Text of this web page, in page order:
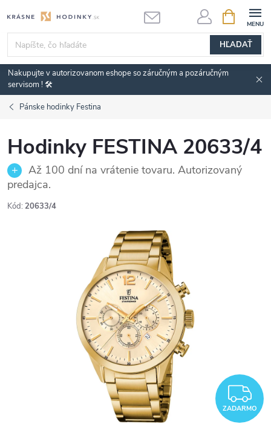
na
obsah
HĽADAŤ
KOŠÍK
Nakupujte v autorizovanom eshope so záručným a pozáručným
servisom ! 🛠️
Pánske hodinky Festina
Hodinky FESTINA 20633/4
Až 100 dní na vrátenie tovaru. Autorizovaný
predajca.
Kód: 20633/4
ZADARMO